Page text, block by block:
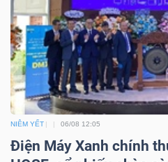
NIÊM YẾT 06/08 12:05
Điện Máy Xanh chính
VĨ
MÔ
NGÀNH